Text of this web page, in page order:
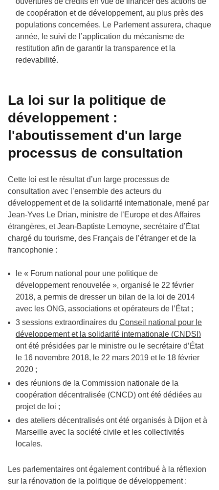
de coopération et de développement, au plus près des
populations concernées. Le Parlement assurera, chaque
année, le suivi de l’application du mécanisme de
restitution afin de garantir la transparence et la
redevabilité.
La loi sur la politique de
développement :
l'aboutissement d'un large
processus de consultation
Cette loi est le résultat d’un large processus de
consultation avec l’ensemble des acteurs du
développement et de la solidarité internationale, mené par
Jean-Yves Le Drian, ministre de l’Europe et des Affaires
étrangères, et Jean-Baptiste Lemoyne, secrétaire d’État
chargé du tourisme, des Français de l’étranger et de la
francophonie :
le « Forum national pour une politique de
développement renouvelée », organisé le 22 février
2018, a permis de dresser un bilan de la loi de 2014
avec les ONG, associations et opérateurs de l’État ;
3 sessions extraordinaires du Conseil national pour le
développement et la solidarité internationale (CNDSI)
ont été présidées par le ministre ou le secrétaire d’État
le 16 novembre 2018, le 22 mars 2019 et le 18 février
2020 ;
des réunions de la Commission nationale de la
coopération décentralisée (CNCD) ont été dédiées au
projet de loi ;
des ateliers décentralisés ont été organisés à Dijon et à
Marseille avec la société civile et les collectivités
locales.
Les parlementaires ont également contribué à la réflexion
sur la rénovation de la politique de développement :